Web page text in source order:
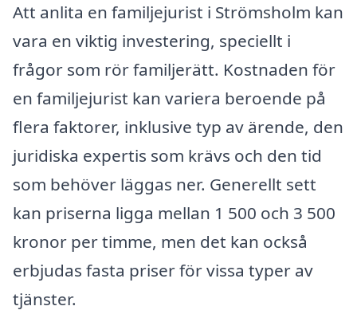
Att anlita en familjejurist i Strömsholm kan
vara en viktig investering, speciellt i
frågor som rör familjerätt. Kostnaden för
en familjejurist kan variera beroende på
flera faktorer, inklusive typ av ärende, den
juridiska expertis som krävs och den tid
som behöver läggas ner. Generellt sett
kan priserna ligga mellan 1 500 och 3 500
kronor per timme, men det kan också
erbjudas fasta priser för vissa typer av
tjänster.